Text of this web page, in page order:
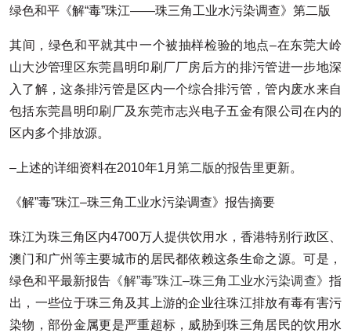
绿色和平《解“毒”珠江——珠三角工业水污染调查》第二版
其间，绿色和平就其中一个被抽样检验的地点–在东莞大岭
山大沙管理区东莞昌明印刷厂厂房后方的排污管进一步地深
入了解，这条排污管是区内一个综合排污管，管内废水来自
包括东莞昌明印刷厂及东莞市志兴电子五金有限公司在内的
区内多个排放源。
–上述的详细资料在2010年1月 第二版的报告里更新。
《解”毒”珠江–珠三角工业水污染调查》报告摘要
珠江为珠三角区内4700万人提供饮用水，香港特别行政区、
澳门和广州等主要城市的居民都依赖这条生命之源。可是，
绿色和平最新报告 《解”毒”珠江–珠三角工业水污染调查》指
出，一些位于珠三角及其上游的企业往珠江排放有毒有害污
染物，部份金属更是严重超标，威胁到珠三角居民的饮用水